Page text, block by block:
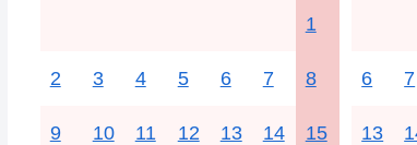
1
2 3 4 5 6 7 8
9 10 11 12 13 14 15
6 7
13